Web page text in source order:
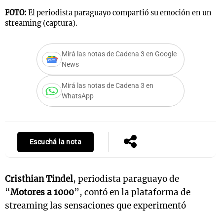
FOTO: El periodista paraguayo compartió su emoción en un
streaming (captura).
Mirá las notas de Cadena 3 en Google
News
Mirá las notas de Cadena 3 en
WhatsApp
Escuchá la nota
Cristhian Tindel, periodista paraguayo de
“Motores a 1000”, contó en la plataforma de
streaming las sensaciones que experimentó